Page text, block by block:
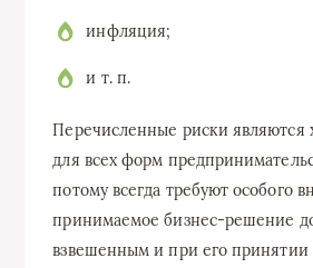
инфляция;
и т. п.
Перечисленные риски являются
для всех форм
потому всегда требуют особого
принимаемое бизнес-решение
взвешенным и при его принятии